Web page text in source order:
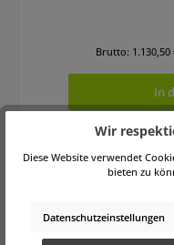
Brutto: 1.130,50
In
Wir
Diese Website verwendet
bieten zu
Datenschutzeinstellungen